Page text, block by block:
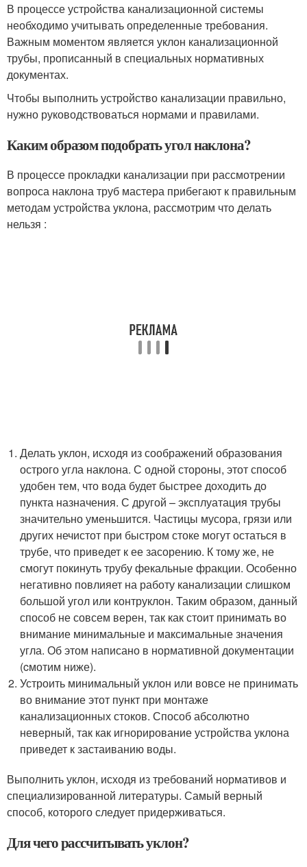
В процессе устройства канализационной системы
необходимо учитывать определенные требования.
Важным моментом является уклон канализационной
трубы, прописанный в специальных нормативных
документах.
Чтобы выполнить устройство канализации правильно,
нужно руководствоваться нормами и правилами.
Каким образом подобрать угол наклона?
В процессе прокладки канализации при рассмотрении
вопроса наклона труб мастера прибегают к правильным
методам устройства уклона, рассмотрим что делать
нельзя :
Делать уклон, исходя из соображений образования
острого угла наклона. С одной стороны, этот способ
удобен тем, что вода будет быстрее доходить до
пункта назначения. С другой – эксплуатация трубы
значительно уменьшится. Частицы мусора, грязи или
других нечистот при быстром стоке могут остаться в
трубе, что приведет к ее засорению. К тому же, не
смогут покинуть трубу фекальные фракции. Особенно
негативно повлияет на работу канализации слишком
большой угол или контруклон. Таким образом, данный
способ не совсем верен, так как стоит принимать во
внимание минимальные и максимальные значения
угла. Об этом написано в нормативной документации
(cмотим ниже).
Устроить минимальный уклон или вовсе не принимать
во внимание этот пункт при монтаже
канализационных стоков. Способ абсолютно
неверный, так как игнорирование устройства уклона
приведет к застаиванию воды.
Выполнить уклон, исходя из требований нормативов и
специализированной литературы. Самый верный
способ, которого следует придерживаться.
Для чего рассчитывать уклон?